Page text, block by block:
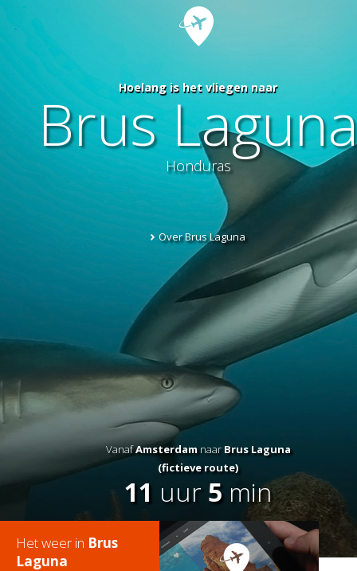
Hoelang is het vliegen naar
Brus
Honduras
Over Brus Laguna
VanafAmsterdamnaar Brus Laguna
(fictieve route)
11 uur 5min
Het weer in Brus
Laguna